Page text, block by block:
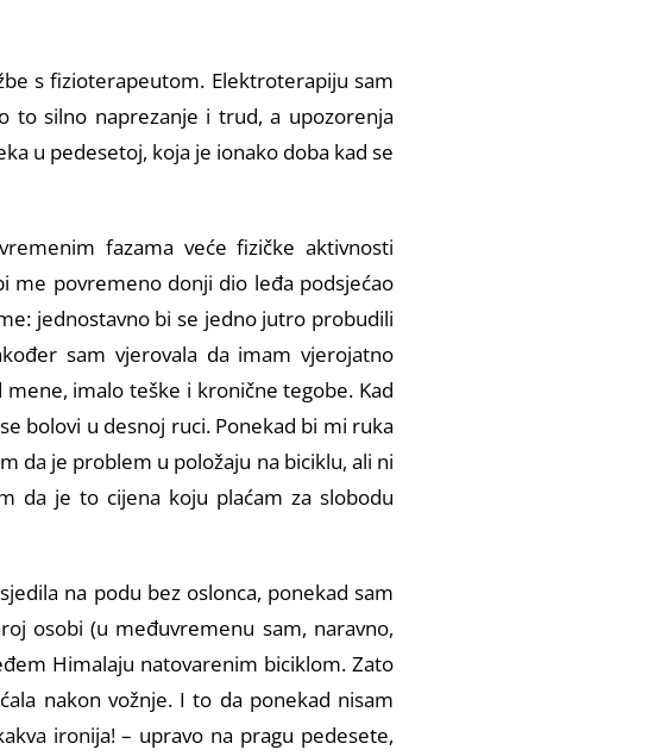
s fizioterapeutom. Elektroterapiju sam
to silno naprezanje i trud, a upozorenja
u pedesetoj, koja je ionako doba kad se
fazama veće fizičke aktivnosti
me povremeno donji dio leđa podsjećao
jednostavno bi se jedno jutro probudili
sam vjerovala da imam vjerojatno
imalo teške i kronične tegobe. Kad
bolovi u desnoj ruci. Ponekad bi mi ruka
da je problem u položaju na biciklu, ali ni
da je to cijena koju plaćam za slobodu
na podu bez oslonca, ponekad sam
osobi (u međuvremenu sam, naravno,
Himalaju natovarenim biciklom. Zato
nakon vožnje. I to da ponekad nisam
ironija! – upravo na pragu pedesete,